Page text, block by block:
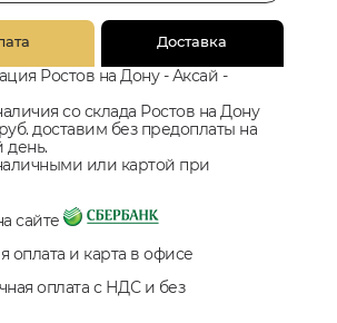
Доставка
Ростов на Дону - Аксай -
со склада Ростов на Дону
доставим без предоплаты на
или картой при
сайте
оплата и карта в офисе
оплата с НДС и без